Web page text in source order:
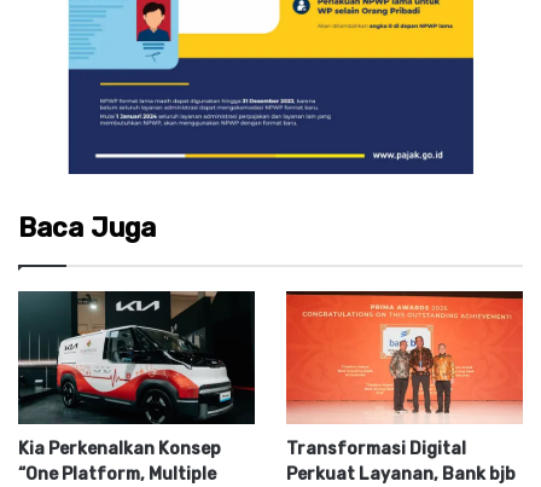
Baca Juga
Kia Perkenalkan Konsep
“One Platform, Multiple
Transformasi Digital
Perkuat Layanan, Bank bjb